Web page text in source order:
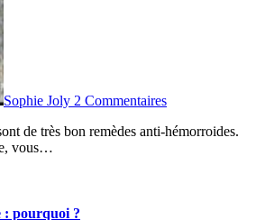
Sophie Joly 2 Commentaires
vous…
: pourquoi ?